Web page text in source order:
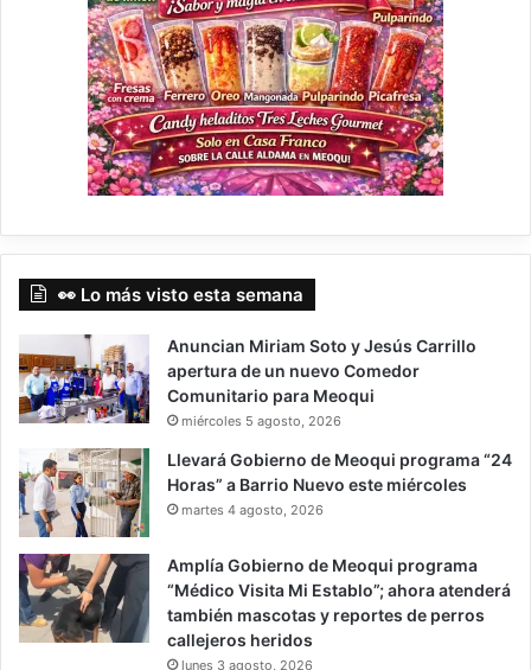
👀 Lo más visto esta semana
Anuncian Miriam Soto y Jesús Carrillo
apertura de un nuevo Comedor
Comunitario para Meoqui
miércoles 5 agosto, 2026
Llevará Gobierno de Meoqui programa “24
Horas” a Barrio Nuevo este miércoles
martes 4 agosto, 2026
Amplía Gobierno de Meoqui programa
“Médico Visita Mi Establo”; ahora atenderá
también mascotas y reportes de perros
callejeros heridos
lunes 3 agosto, 2026